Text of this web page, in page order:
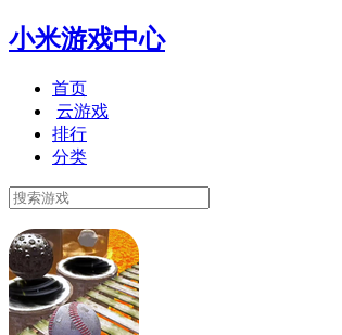
小米游戏中心
首页
云游戏
排行
分类